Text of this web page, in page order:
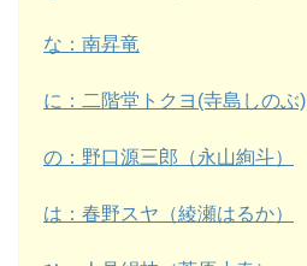
な：南昇竜
に：二階堂トクヨ(寺島しのぶ)
の：野口源三郎（永山絢斗）
は：春野スヤ（綾瀬はるか）